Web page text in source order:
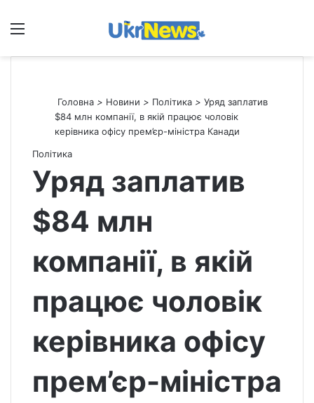
Меню
Головна > Новини > Політика > Уряд заплатив
$84 млн компанії, в якій працює чоловік
керівника офісу прем’єр-міністра Канади
Політика
Уряд заплатив
$84 млн
компанії, в якій
працює чоловік
керівника офісу
прем’єр-міністра